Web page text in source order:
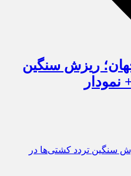
ریزش سنگین